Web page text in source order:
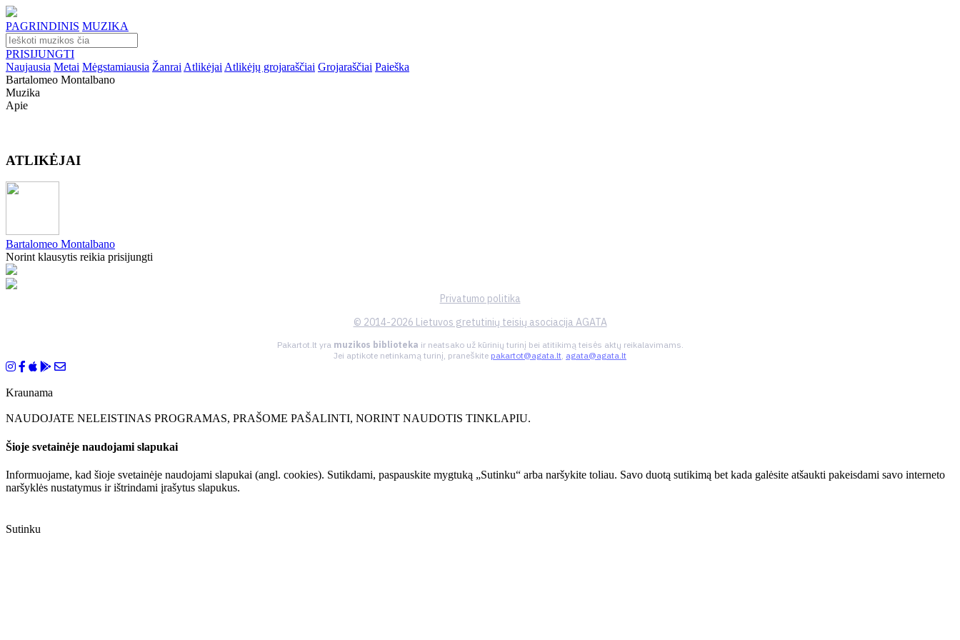
PAGRINDINIS MUZIKA
PRISIJUNGTI
Naujausia Metai Mėgstamiausia Žanrai Atlikėjai Atlikėjų grojaraščiai Grojaraščiai Paieška
Bartalomeo Montalbano
Muzika
Apie
ATLIKĖJAI
Bartalomeo Montalbano
Norint klausytis reikia prisijungti
Privatumo politika
© 2014-2026 Lietuvos gretutinių teisių asociacija AGATA
Pakartot.lt yra muzikos biblioteka ir neatsako už kūrinių turinį bei atitikimą teisės aktų reikalavimams.
Jei aptikote netinkamą turinį, praneškite pakartot@agata.lt, agata@agata.lt
Kraunama
NAUDOJATE NELEISTINAS PROGRAMAS, PRAŠOME PAŠALINTI, NORINT NAUDOTIS TINKLAPIU.
Šioje svetainėje naudojami slapukai
Informuojame, kad šioje svetainėje naudojami slapukai (angl. cookies). Sutikdami, paspauskite mygtuką „Sutinku“ arba naršykite toliau. Savo duotą sutikimą bet kada galėsite atšaukti pakeisdami savo interneto
naršyklės nustatymus ir ištrindami įrašytus slapukus.
Sutinku